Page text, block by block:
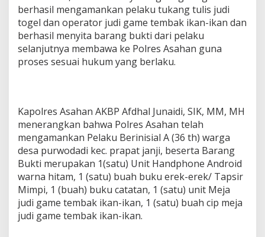
berhasil mengamankan pelaku tukang tulis judi
togel dan operator judi game tembak ikan-ikan dan
berhasil menyita barang bukti dari pelaku
selanjutnya membawa ke Polres Asahan guna
proses sesuai hukum yang berlaku.
Kapolres Asahan AKBP Afdhal Junaidi, SIK, MM, MH
menerangkan bahwa Polres Asahan telah
mengamankan Pelaku Berinisial A (36 th) warga
desa purwodadi kec. prapat janji, beserta Barang
Bukti merupakan 1(satu) Unit Handphone Android
warna hitam, 1 (satu) buah buku erek-erek/ Tapsir
Mimpi, 1 (buah) buku catatan, 1 (satu) unit Meja
judi game tembak ikan-ikan, 1 (satu) buah cip meja
judi game tembak ikan-ikan.